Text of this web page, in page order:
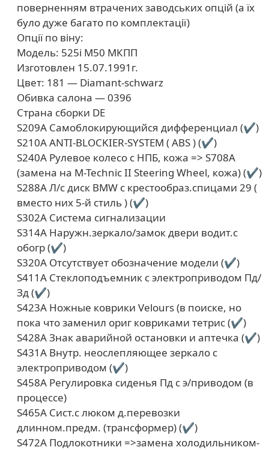
поверненням втрачених заводських опцій (а їх
було дуже багато по комплектації)
Опції по віну:
Модель: 525i M50 МКПП
Изготовлен 15.07.1991г.
Цвет: 181 — Diamant-schwarz
Обивка салона — 0396
Страна сборки DE
S209A Самоблокирующийся дифференциал (✔)
S210A ANTI-BLOCKIER-SYSTEM ( ABS ) (✔)
S240A Рулевое колесо с НПБ, кожа => S708A
(замена на M-Technic II Steering Wheel, кожа) (✔)
S288A Л/с диск BMW с крестообраз.спицами 29 (
вместо них 5-й стиль ) (✔)
S302A Система сигнализации
S314A Наружн.зеркало/замок двери водит.с
обогр (✔)
S320A Отсутствует обозначение модели (✔)
S411A Стеклоподъемник с электроприводом Пд/
Зд (✔)
S423A Ножные коврики Velours (в поиске, но
пока что заменил ориг ковриками тетрис (✔)
S428A Знак аварийной остановки и аптечка (✔)
S431A Внутр. неослепляющее зеркало с
электроприводом (✔)
S458A Регулировка сиденья Пд с э/приводом (в
процессе)
S465A Сист.с люком д.перевозки
длинном.предм. (трансформер) (✔)
S472A Подлокотники =>замена холодильником-